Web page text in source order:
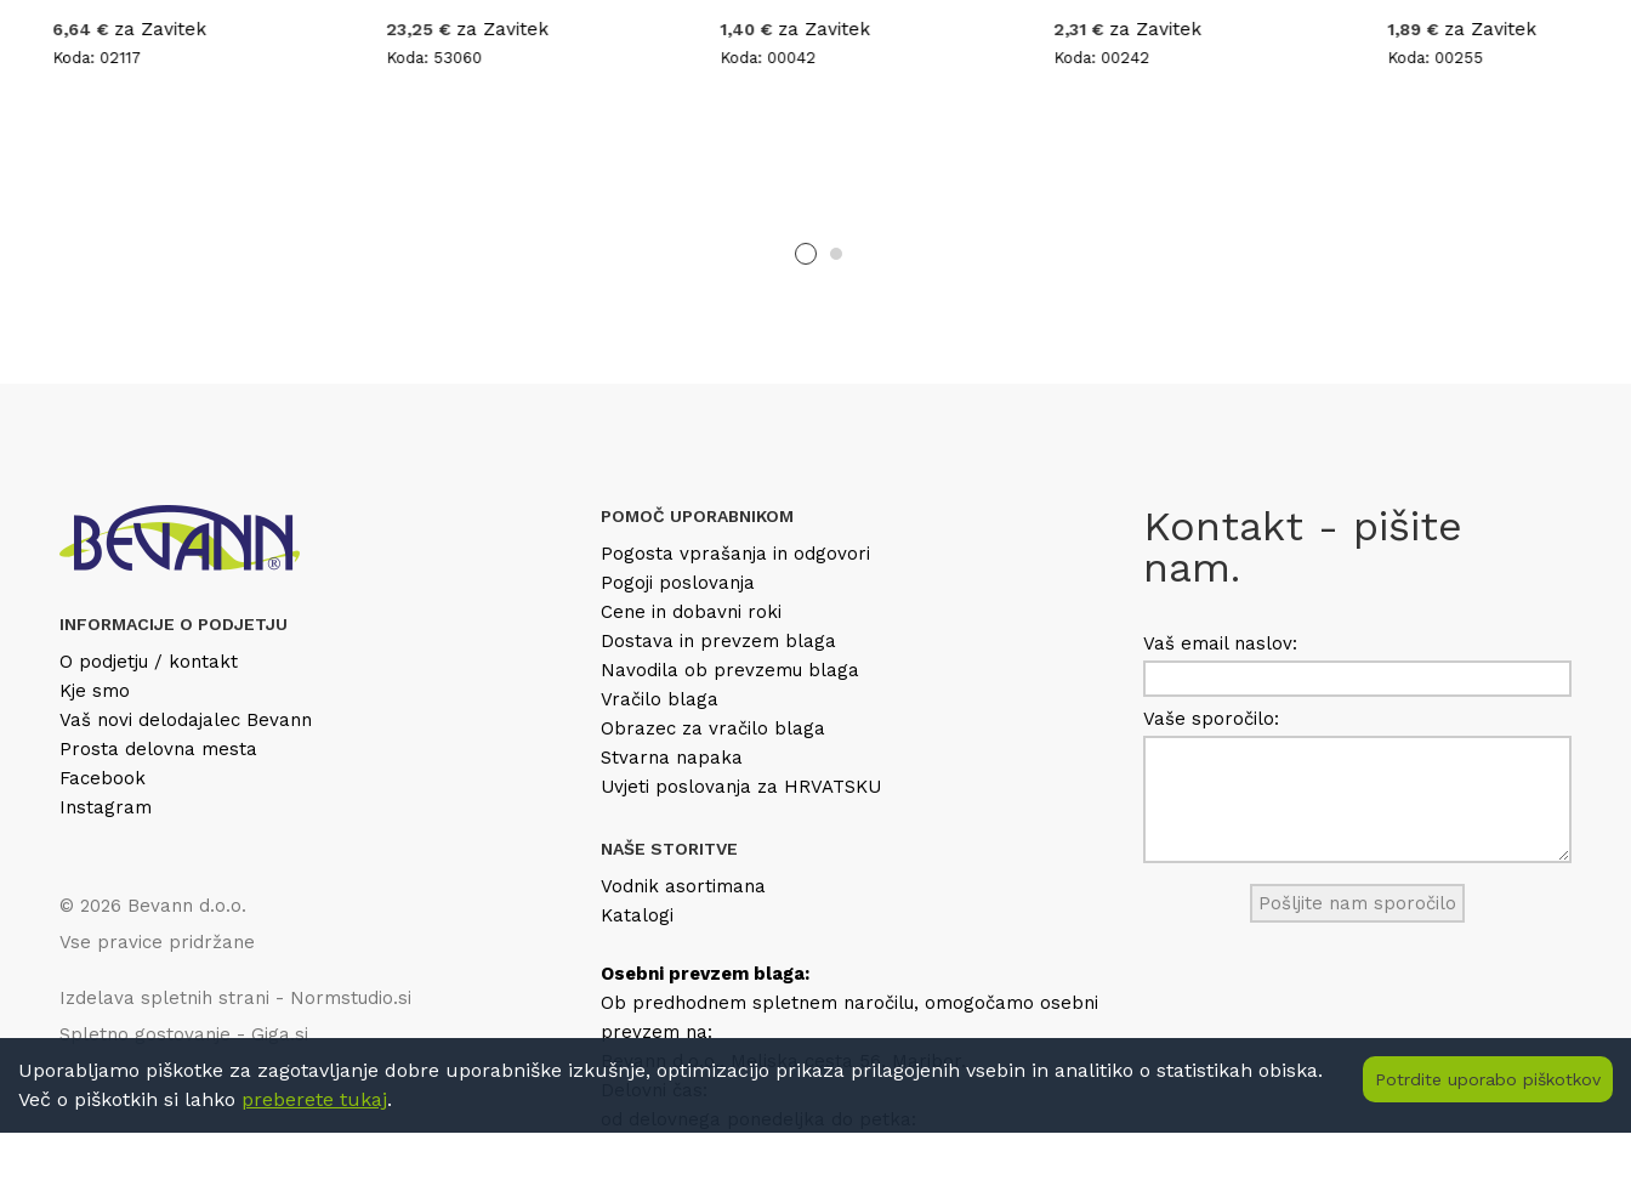
6,64 €za Zavitek
Koda: 02117
23,25 €za Zavitek
Koda: 53060
za Zavitek
Koda: 00042
za Zavitek
Koda: 00242
za Zavitek
Koda: 00255
INFORMACIJE O PODJETJU
O podjetju / kontakt
Kje smo
Vaš novi delodajalec Bevann
Prosta delovna mesta
Facebook
Instagram
© 2026 Bevann d.o.o.
Vse pravice pridržane
Izdelava spletnih strani - Normstudio.si
Spletno gostovanje - Giga.si
POMOČ UPORABNIKOM
Pogosta vprašanja in odgovori
Pogoji poslovanja
Cene in dobavni roki
Dostava in prevzem blaga
Navodila ob prevzemu blaga
Vračilo blaga
Obrazec za vračilo blaga
Stvarna napaka
Uvjeti poslovanja za HRVATSKU
NAŠE STORITVE
Vodnik asortimana
Katalogi
Osebni prevzem blaga:
Ob predhodnem spletnem naročilu, omogočamo osebni
prevzem na:
Bevann d.o.o., Meljska cesta 56, Maribor.
Kontakt - pišite
nam.
Vaš email naslov:
Vaše sporočilo:
Potrdite uporabo piškotkov
Uporabljamo piškotke za zagotavljanje dobre uporabniške izkušnje, optimizacijo prikaza prilagojenih vsebin in analitiko o statistikah obiska.
Več o piškotkih si lahko preberete tukaj.